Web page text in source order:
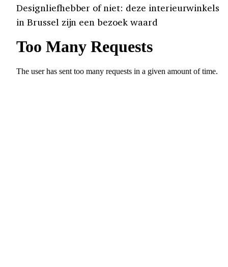
Designliefhebber of niet: deze interieurwinkels
in Brussel zijn een bezoek waard